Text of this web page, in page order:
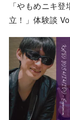
「やもめニキ
立！」体験談